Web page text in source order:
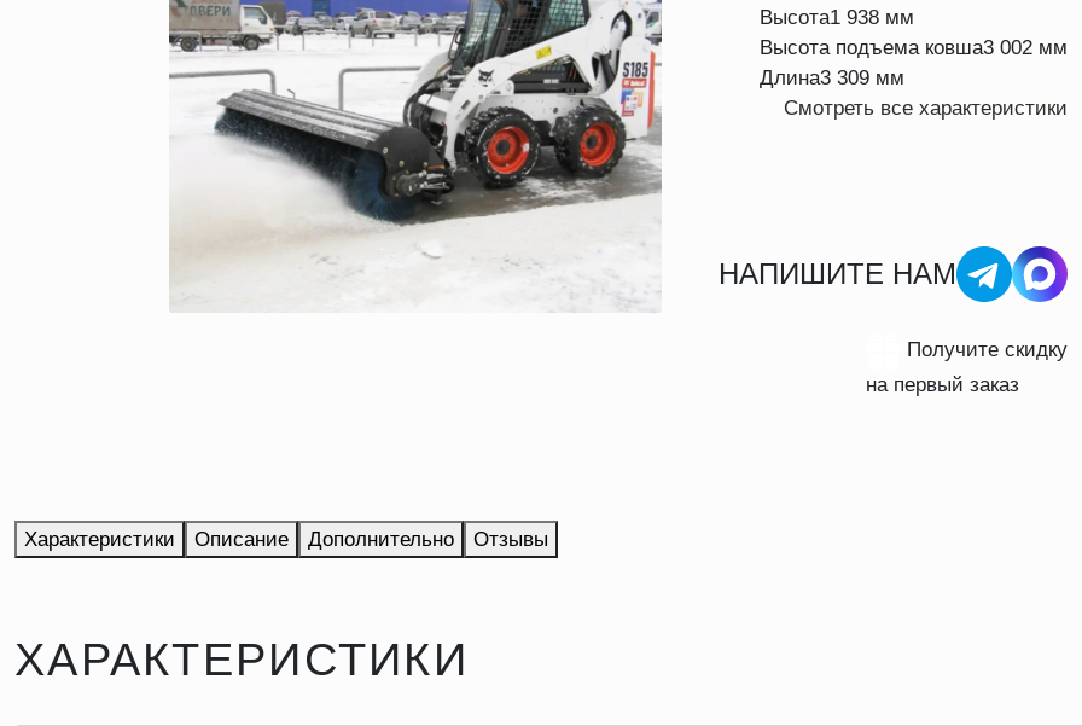
Высота1 938 мм
Высота подъема ковша3 002 мм
Длина3 309 мм
Смотреть все характеристики
НАПИШИТЕ НАМ
Получите скидку
на первый заказ
Характеристики Описание Дополнительно Отзывы
ХАРАКТЕРИСТИКИ